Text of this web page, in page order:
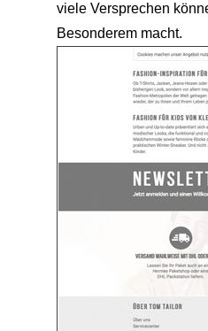
viele Versprechen
Besonderem macht.